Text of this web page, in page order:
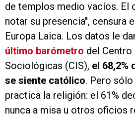
de templos medio vacíos. El
notar su presencia", censura
Europa Laica. Los datos le
último barómetro del
Sociológicas (CIS), el 68,2%
se siente católico. Pero
practica la religión: el 61%
nunca a misa u otros oficios